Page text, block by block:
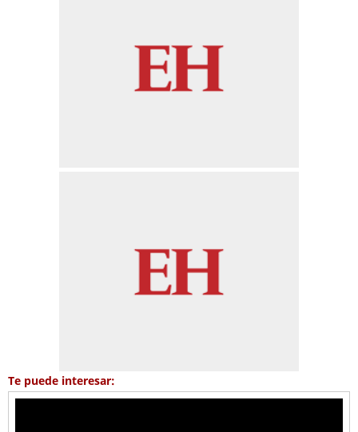
Te puede interesar: